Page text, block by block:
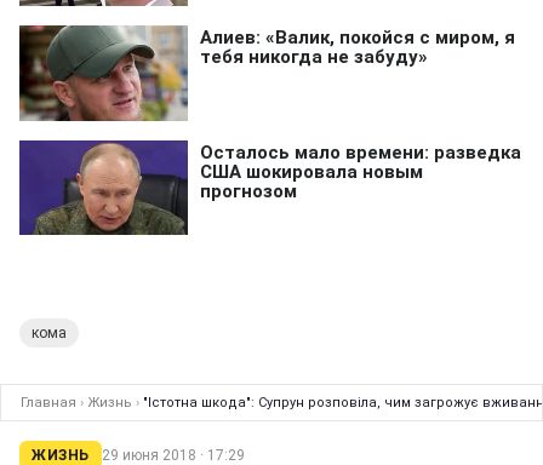
кома
Главная › Жизнь › "Істотна шкода": Супрун розповіла, чим загрожує
ЖИЗНЬ 29 июня 2018 · 17:29